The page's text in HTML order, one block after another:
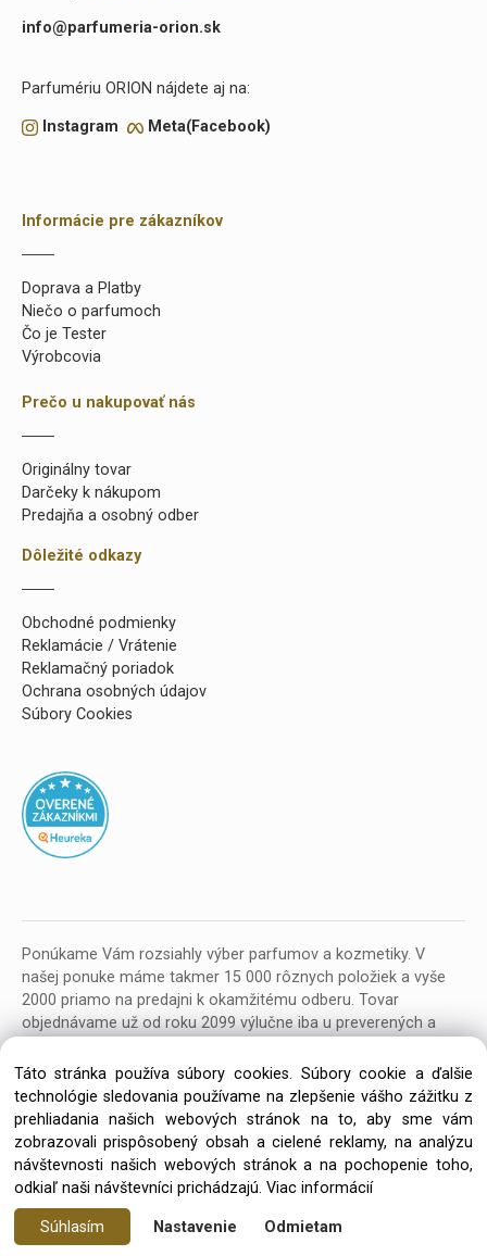
info@parfumeria-orion.sk
Parfumériu ORION nájdete aj na:
Instagram Meta(Facebook)
Informácie pre zákazníkov
Doprava a Platby
Niečo o parfumoch
Čo je Tester
Výrobcovia
Prečo u nakupovať nás
Originálny tovar
Darčeky k nákupom
Predajňa a osobný odber
Dôležité odkazy
Obchodné podmienky
Reklamácie / Vrátenie
Reklamačný poriadok
Ochrana osobných údajov
Súbory Cookies
Ponúkame Vám rozsiahly výber parfumov a kozmetiky. V
našej ponuke máme takmer 15 000 rôznych položiek a vyše
2000 priamo na predajni k okamžitému odberu. Tovar
objednávame už od roku 2099 výlučne iba u preverených a
Copyright © 2026 Parfumeria ORION, All rights reserved
Táto stránka používa súbory cookies. Súbory cookie a ďalšie
technológie sledovania používame na zlepšenie vášho zážitku z
prehliadania našich webových stránok na to, aby sme vám
zobrazovali prispôsobený obsah a cielené reklamy, na analýzu
návštevnosti našich webových stránok a na pochopenie toho,
odkiaľ naši návštevníci prichádzajú. Viac informácií
Súhlasím Nastavenie Odmietam